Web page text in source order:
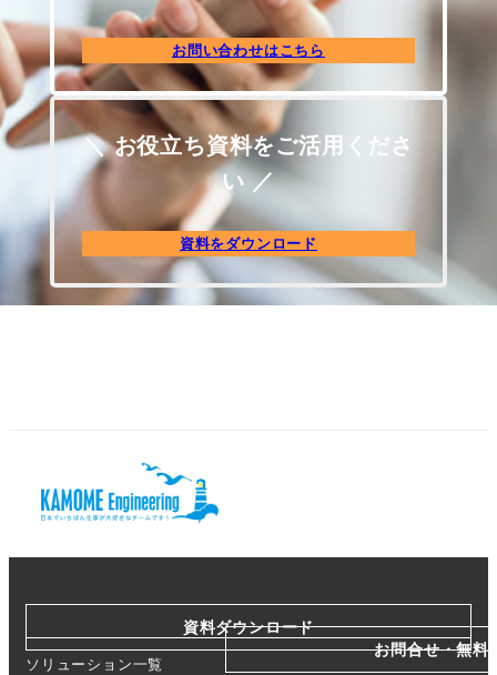
お問い合わせはこちら
＼ お役立ち資料をご活用くださ
い ／
資料をダウンロード
資料ダウンロード
お問合せ・無料
ソリューション一覧